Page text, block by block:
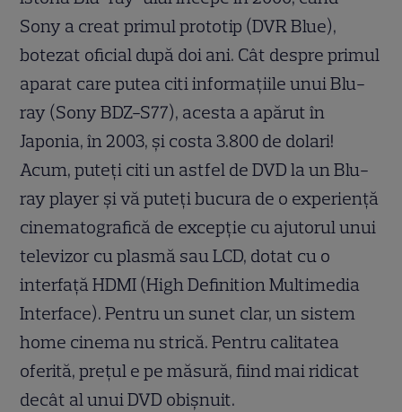
Sony a creat primul prototip (DVR Blue),
botezat oficial după doi ani. Cât despre primul
aparat care putea citi informaţiile unui Blu-
ray (Sony BDZ-S77), acesta a apărut în
Japonia, în 2003, şi costa 3.800 de dolari!
Acum, puteţi citi un astfel de DVD la un Blu-
ray player şi vă puteţi bucura de o experienţă
cinematografică de excepţie cu ajutorul unui
televizor cu plasmă sau LCD, dotat cu o
interfaţă HDMI (High Definition Multimedia
Interface). Pentru un sunet clar, un sistem
home cinema nu strică. Pentru calitatea
oferită, preţul e pe măsură, fiind mai ridicat
decât al unui DVD obişnuit.